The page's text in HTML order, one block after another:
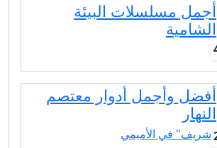
أجمل مسلسلات البيئة
الشامية
أفضل وأجمل أدوار معتصم
النهار
"شريف" في الأميمي